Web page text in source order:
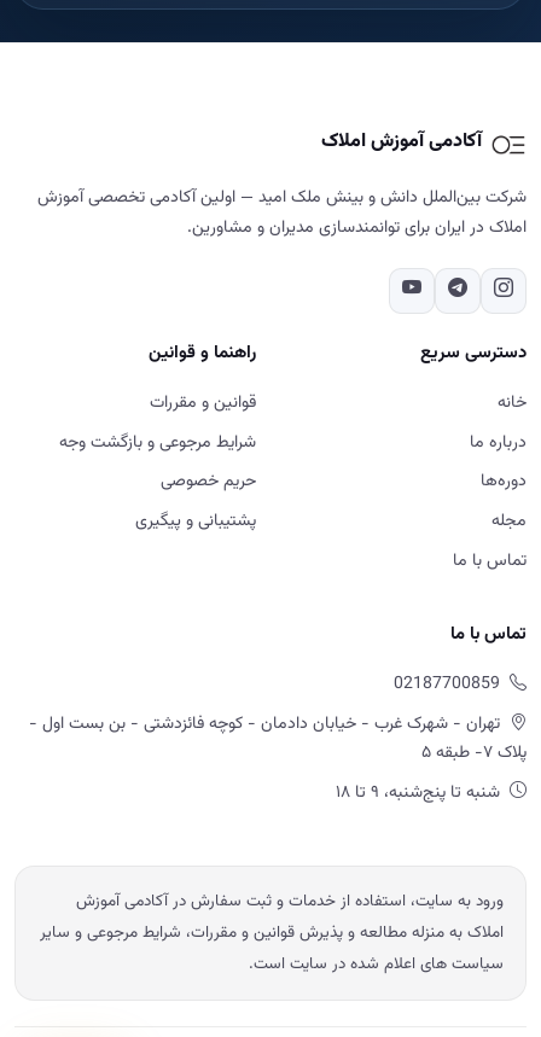
آکادمی آموزش املاک
شرکت بین‌الملل دانش و بینش ملک امید — اولین آکادمی تخصصی آموزش
املاک در ایران برای توانمندسازی مدیران و مشاورین.
دسترسی سریع
خانه
درباره ما
دوره‌ها
مجله
تماس با ما
راهنما و قوانین
قوانین و مقررات
شرایط مرجوعی و بازگشت وجه
حریم خصوصی
پشتیبانی و پیگیری
تماس با ما
02187700859
تهران - شهرک غرب - خیابان دادمان - کوچه فائزدشتی - بن بست اول -
پلاک ۷- طبقه ۵
شنبه تا پنج‌شنبه، ۹ تا ۱۸
ورود به سایت، استفاده از خدمات و ثبت سفارش در آکادمی آموزش
املاک به منزله مطالعه و پذیرش قوانین و مقررات، شرایط مرجوعی و سایر
سیاست های اعلام شده در سایت است.